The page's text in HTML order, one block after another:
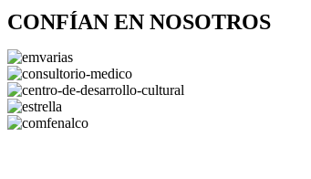
CONFÍAN EN NOSOTROS